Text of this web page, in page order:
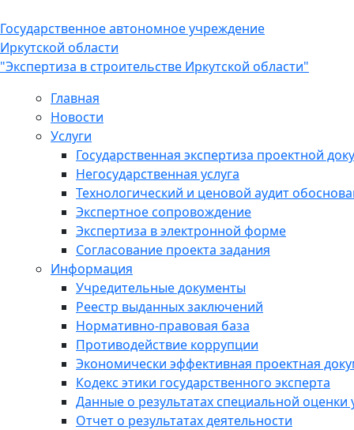
Государственное автономное учреждение
Иркутской области
"Экспертиза в строительстве Иркутской области"
Главная
Новости
Услуги
Государственная экспертиза проектной
Негосударственная услуга
Технологический и ценовой аудит
Экспертное сопровождение
Экспертиза в электронной форме
Согласование проекта задания
Информация
Учредительные документы
Реестр выданных заключений
Нормативно-правовая база
Противодействие коррупции
Экономически эффективная проектная
Кодекс этики государственного эксперта
Данные о результатах специальной оценки
Отчет о результатах деятельности